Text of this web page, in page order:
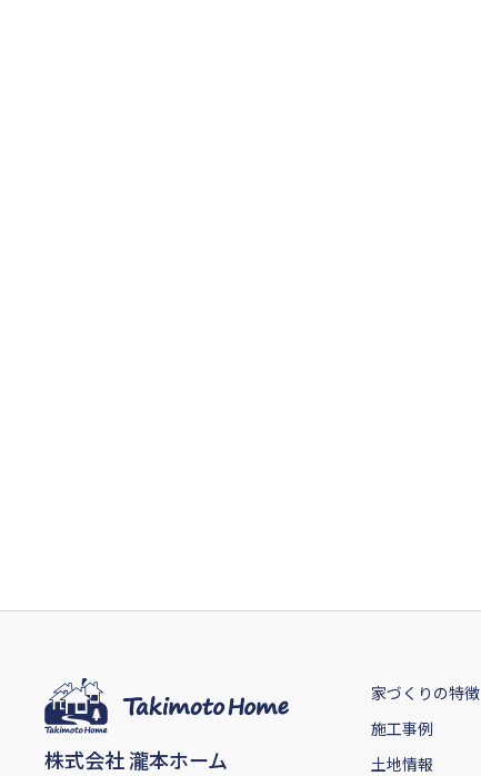
株式会社 瀧本ホーム
家づくりの特徴
施工事例
土地情報